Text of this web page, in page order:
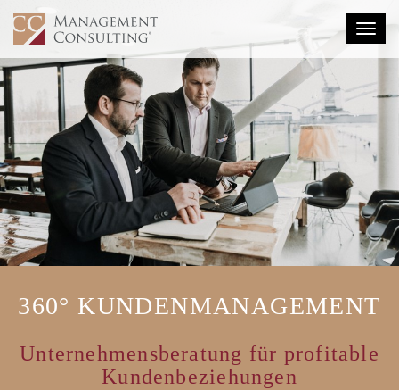
360° KUNDENMANAGEMENT
Unternehmensberatung für profitable
Kundenbeziehungen